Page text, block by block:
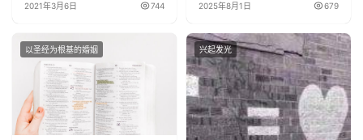
2021年3月6日 744 2025年8月1日 679
以圣经为根基的婚姻 兴起发光